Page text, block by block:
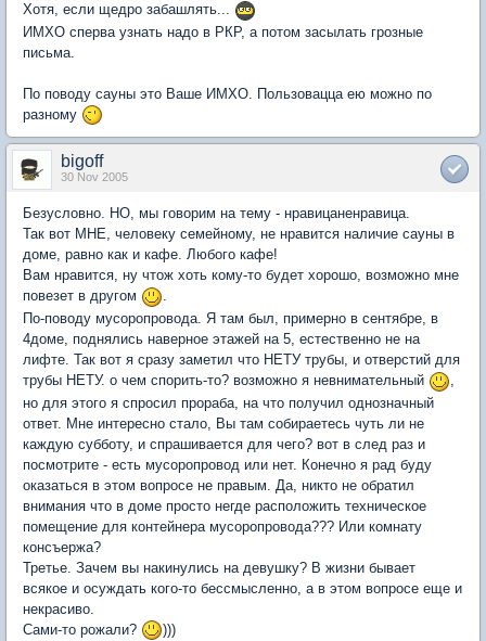
Хотя, если щедро забашлять...
ИМХО сперва узнать надо в РКР, а потом засылать грозные
письма.
По поводу сауны это Ваше ИМХО. Пользовацца ею можно по
разному
bigoff
30 Nov 2005
Безусловно. НО, мы говорим на тему - нравицаненравица.
Так вот МНЕ, человеку семейному, не нравится наличие сауны в
доме, равно как и кафе. Любого кафе!
Вам нравится, ну чтож хоть кому-то будет хорошо, возможно мне
повезет в другом
.
По-поводу мусоропровода. Я там был, примерно в сентябре, в
4доме, поднялись наверное этажей на 5, естественно не на
лифте. Так вот я сразу заметил что НЕТУ трубы, и отверстий для
трубы НЕТУ. о чем спорить-то? возможно я невнимательный
но для этого я спросил прораба, на что получил однозначный
ответ. Мне интересно стало, Вы там собираетесь чуть ли не
каждую субботу, и спрашивается для чего? вот в след раз и
посмотрите - есть мусоропровод или нет. Конечно я рад буду
оказаться в этом вопросе не правым. Да, никто не обратил
внимания что в доме просто негде расположить техническое
помещение для контейнера мусоропровода??? Или комнату
консъержа?
Третье. Зачем вы накинулись на девушку? В жизни бывает
всякое и осуждать кого-то бессмысленно, а в этом вопросе еще и
некрасиво.
Сами-то рожали?
)))